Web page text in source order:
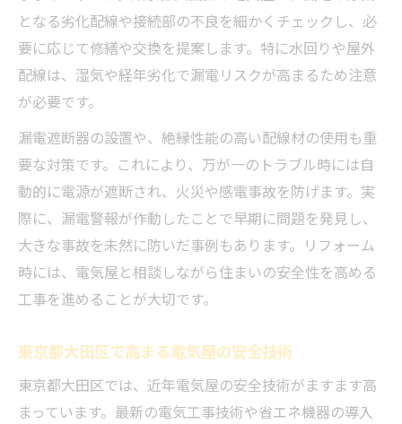
となる劣化配線や接続部の不良を細かくチェックし、必
要に応じて修繕や交換を提案します。特に水回りや屋外
配線は、湿気や経年劣化で漏電リスクが高まるため注意
が必要です。
漏電遮断器の設置や、絶縁性能の高い配線材の使用も重
要な対策です。これにより、万が一のトラブル時には自
動的に電源が遮断され、火災や感電事故を防げます。実
際に、漏電警報が作動したことで早期に問題を発見し、
大きな事故を未然に防いだ事例もあります。リフォーム
時には、電気屋と相談しながら住まいの安全性を高める
工事を進めることが大切です。
東京都大田区で高まる電気屋の安全技術
東京都大田区では、近年電気屋の安全技術がますます高
まっています。最新の電気工事技術や省エネ機器の導入